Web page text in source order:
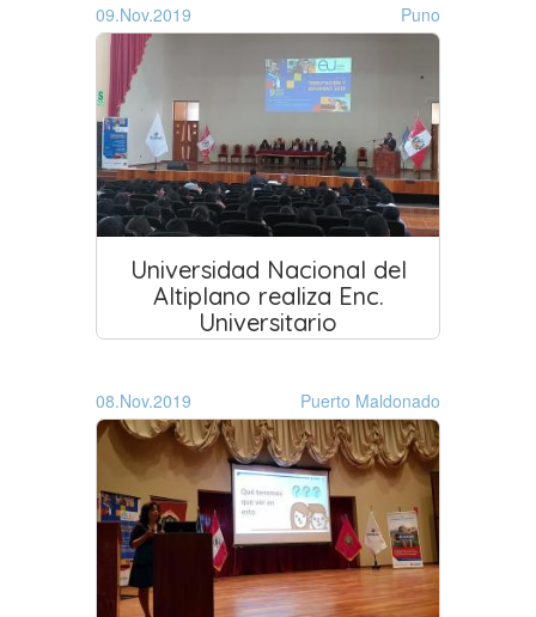
09.Nov.2019 Puno
Universidad Nacional del
Altiplano realiza Enc.
Universitario
08.Nov.2019 Puerto Maldonado